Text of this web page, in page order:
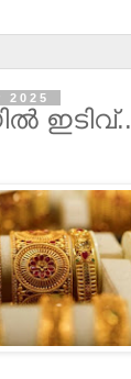
2025
ഇടിവ്..